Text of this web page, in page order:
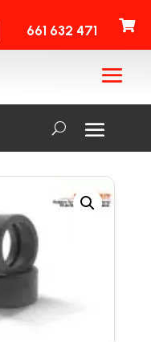
661 632 471 